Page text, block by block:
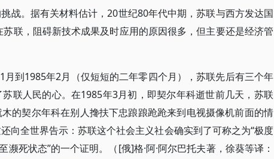
战。据有关材料估计，20世纪80年代中期，苏联与西方发达国
联，阻碍新技术成果及时应用的原因很多，但主要还是经济管
到1985年2月（仅短短的二年零四个月），苏联先后有三个年
联人民的心。在1985年3月初，即契尔年科逝世前几天，苏联
的契尔年科在别人搀扶下忠踉踉跄跄来到电视摄像机前面的情
向全世界告示：苏联这个社会主义社会确实到了可称之为“极度
濒死状态”的一个证明。（[俄]格·阿·阿尔巴托夫著，徐葵等译：